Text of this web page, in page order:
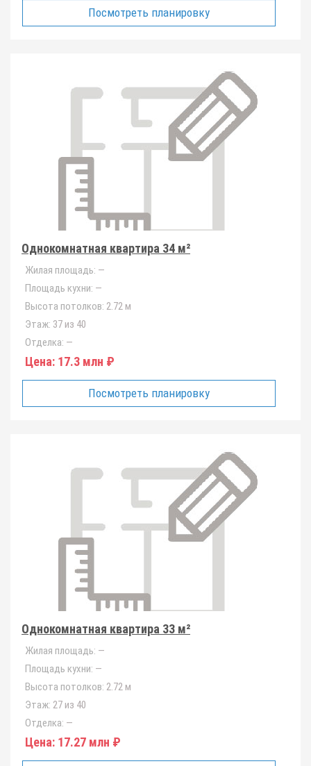
Посмотреть планировку
Однокомнатная квартира 34 м²
Жилая площадь: —
Площадь кухни: —
Высота потолков: 2.72 м
Этаж: 37 из 40
Отделка: —
Цена: 17.3 млн ₽
Посмотреть планировку
Однокомнатная квартира 33 м²
Жилая площадь: —
Площадь кухни: —
Высота потолков: 2.72 м
Этаж: 27 из 40
Отделка: —
Цена: 17.27 млн ₽